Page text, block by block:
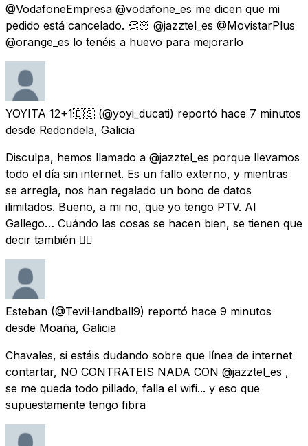
@VodafoneEmpresa @vodafone_es me dicen que mi
pedido está cancelado. 👏🏻 @jazztel_es @MovistarPlus
@orange_es lo tenéis a huevo para mejorarlo
YOYITA 12+1🇪🇸 (@yoyi_ducati) reportó hace 7 minutos
desde Redondela, Galicia
Disculpa, hemos llamado a @jazztel_es porque llevamos
todo el día sin internet. Es un fallo externo, y mientras
se arregla, nos han regalado un bono de datos
ilimitados. Bueno, a mi no, que yo tengo PTV. Al
Gallego… Cuándo las cosas se hacen bien, se tienen que
decir también 👍🏻
Esteban (@TeviHandball9) reportó hace 9 minutos
desde Moaña, Galicia
Chavales, si estáis dudando sobre que línea de internet
contartar, NO CONTRATEIS NADA CON @jazztel_es ,
se me queda todo pillado, falla el wifi... y eso que
supuestamente tengo fibra